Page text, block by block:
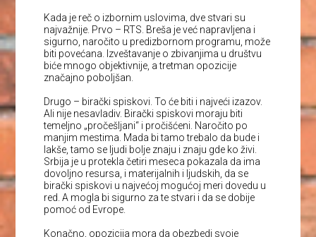
Kada je reč o izbornim uslovima, dve stvari su
najvažnije. Prvo – RTS. Breša je već napravljena i
sigurno, naročito u predizbornom programu, može
biti povećana. Izveštavanje o zbivanjima u društvu
biće mnogo objektivnije, a tretman opozicije
značajno poboljšan.
Drugo – birački spiskovi. To će biti i najveći izazov.
Ali nije nesavladiv. Birački spiskovi moraju biti
temeljno „pročešljani“ i pročišćeni. Naročito po
manjim mestima. Mada bi tamo trebalo da bude i
lakše, tamo se ljudi bolje znaju i znaju gde ko živi.
Srbija je u protekla četiri meseca pokazala da ima
dovoljno resursa, i materijalnih i ljudskih, da se
birački spiskovi u najvećoj mogućoj meri dovedu u
red. A mogla bi sigurno za te stvari i da se dobije
pomoć od Evrope.
Konačno, opozicija mora da obezbedi svoje